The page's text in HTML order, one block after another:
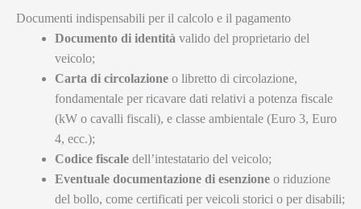
Documenti indispensabili per il calcolo e il pagamento
Documento di identità valido del proprietario del
veicolo;
Carta di circolazione o libretto di circolazione,
fondamentale per ricavare dati relativi a potenza fiscale
(kW o cavalli fiscali), e classe ambientale (Euro 3, Euro
4, ecc.);
Codice fiscale dell’intestatario del veicolo;
Eventuale documentazione di esenzione o riduzione
del bollo, come certificati per veicoli storici o per disabili;